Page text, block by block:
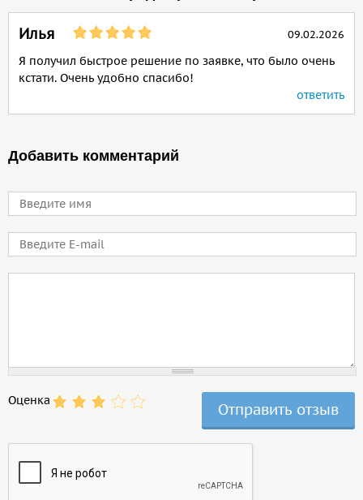
Илья 09.02.2026
Я получил быстрое решение по заявке, что было очень
кстати. Очень удобно спасибо!
ответить
Добавить комментарий
Имя
E-mail
Оценка